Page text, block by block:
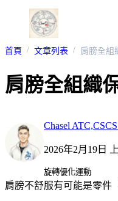
首頁 文章列表 肩膀全組
肩膀全組織
Chasel
2026年2月19日
旋轉優化運動
肩膀不舒服有可能是零件